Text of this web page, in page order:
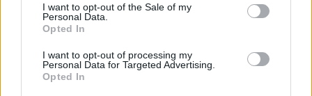
I want to opt-out of the Sale of my
Personal Data.
Opted In
I want to opt-out of processing my
Personal Data for Targeted Advertising.
Opted In
Μεθεόρτιος Εσπερινός και Ιερά Παράκληση προς
τον Άγιο Παΐσιο
Στο πλαίσιο της πανηγύρεως, ηΧορευτική Ομάδα